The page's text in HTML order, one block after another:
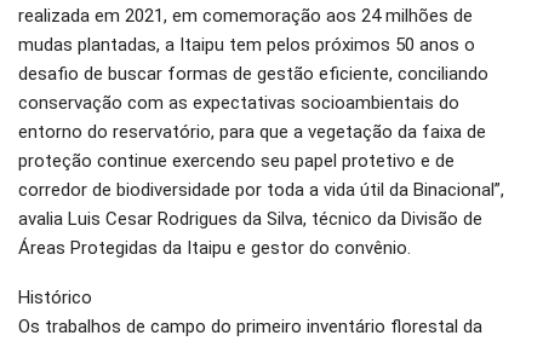
realizada em 2021, em comemoração aos 24 milhões de
mudas plantadas, a Itaipu tem pelos próximos 50 anos o
desafio de buscar formas de gestão eficiente, conciliando
conservação com as expectativas socioambientais do
entorno do reservatório, para que a vegetação da faixa de
proteção continue exercendo seu papel protetivo e de
corredor de biodiversidade por toda a vida útil da Binacional”,
avalia Luis Cesar Rodrigues da Silva, técnico da Divisão de
Áreas Protegidas da Itaipu e gestor do convênio.
Histórico
Os trabalhos de campo do primeiro inventário florestal da